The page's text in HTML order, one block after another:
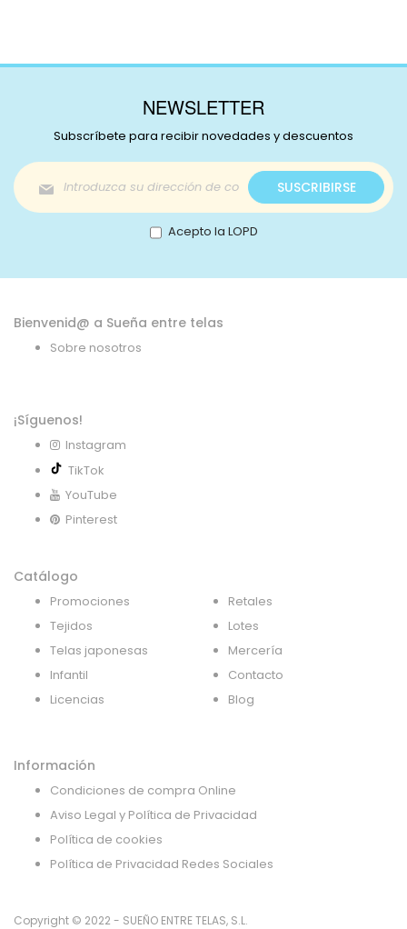
NEWSLETTER
Subscríbete para recibir novedades y descuentos
Inscríbase
a
nuestro
boletín
de
SUSCRIBIRSE
Acepto la LOPD
Bienvenid@ a Sueña entre telas
Sobre nosotros
¡Síguenos!
Instagram
TikTok
YouTube
Pinterest
Catálogo
Promociones
Tejidos
Telas japonesas
Infantil
Licencias
Retales
Lotes
Mercería
Contacto
Blog
Información
Condiciones de compra Online
Aviso Legal y Política de Privacidad
Política de cookies
Política de Privacidad Redes Sociales
Copyright © 2022 - SUEÑO ENTRE TELAS, S.L.